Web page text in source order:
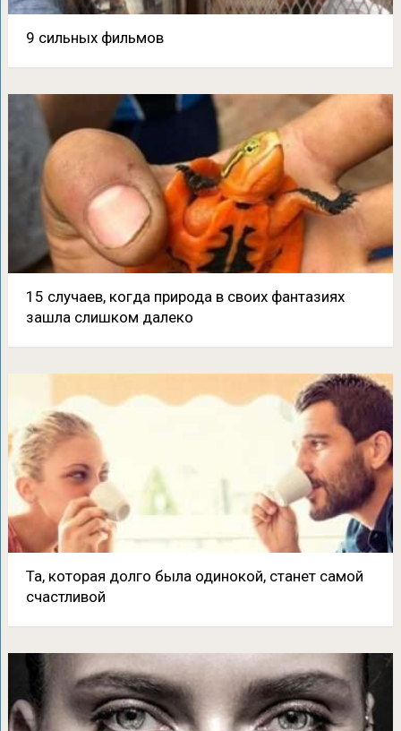
9 сильных фильмов
15 случаев, когда природа в своих фантазиях
зашла слишком далеко
Та, которая долго была одинокой, станет самой
счастливой